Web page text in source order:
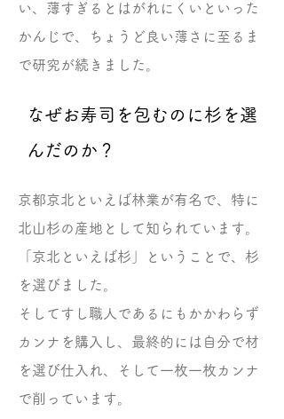
い、薄すぎるとはがれにくいといった
かんじで、ちょうど良い薄さに至るま
で研究が続きました。
なぜお寿司を包むのに杉を選
んだのか？
京都京北といえば林業が有名で、特に
北山杉の産地として知られています。
「京北といえば杉」ということで、杉
を選びました。
そしてすし職人であるにもかかわらず
カンナを購入し、最終的には自分で材
を選び仕入れ、そして一枚一枚カンナ
で削っています。